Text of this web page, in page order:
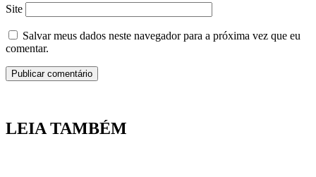
Site
Salvar meus dados neste navegador para a próxima vez que eu
comentar.
LEIA TAMBÉM